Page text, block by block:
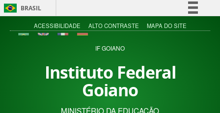
BRASIL
Simplifique!
Acesso à informação
ACESSIBILIDADE ALTO CONTRASTE MAPA DO SITE
IF GOIANO
Instituto Federal
Goiano
MINISTÉRIO DA EDUCAÇÃO